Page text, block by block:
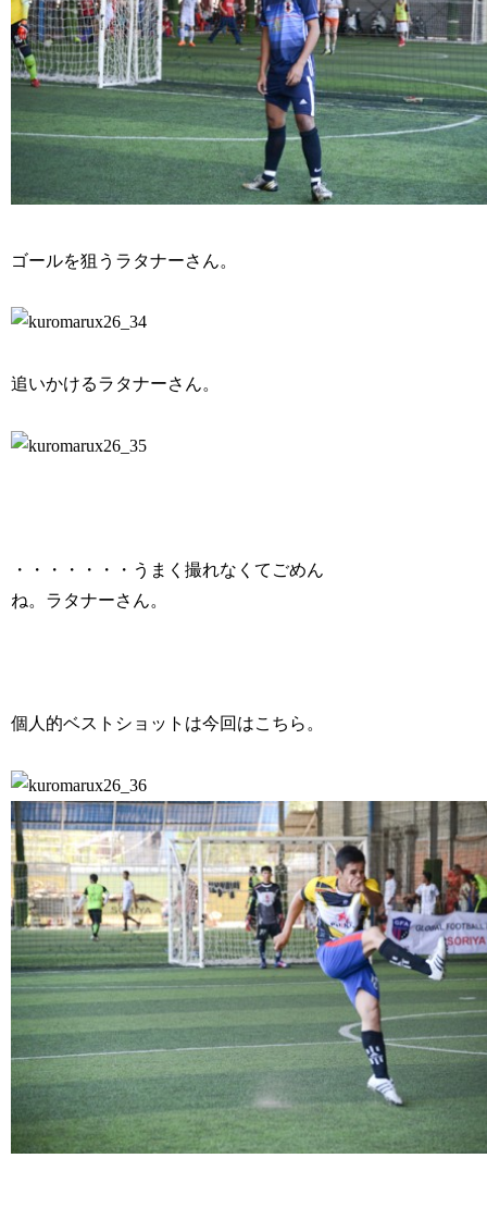
ゴールを狙うラタナーさん。
追いかけるラタナーさん。
・・・・・・・うまく撮れなくてごめん
ね。ラタナーさん。
個人的ベストショットは今回はこちら。